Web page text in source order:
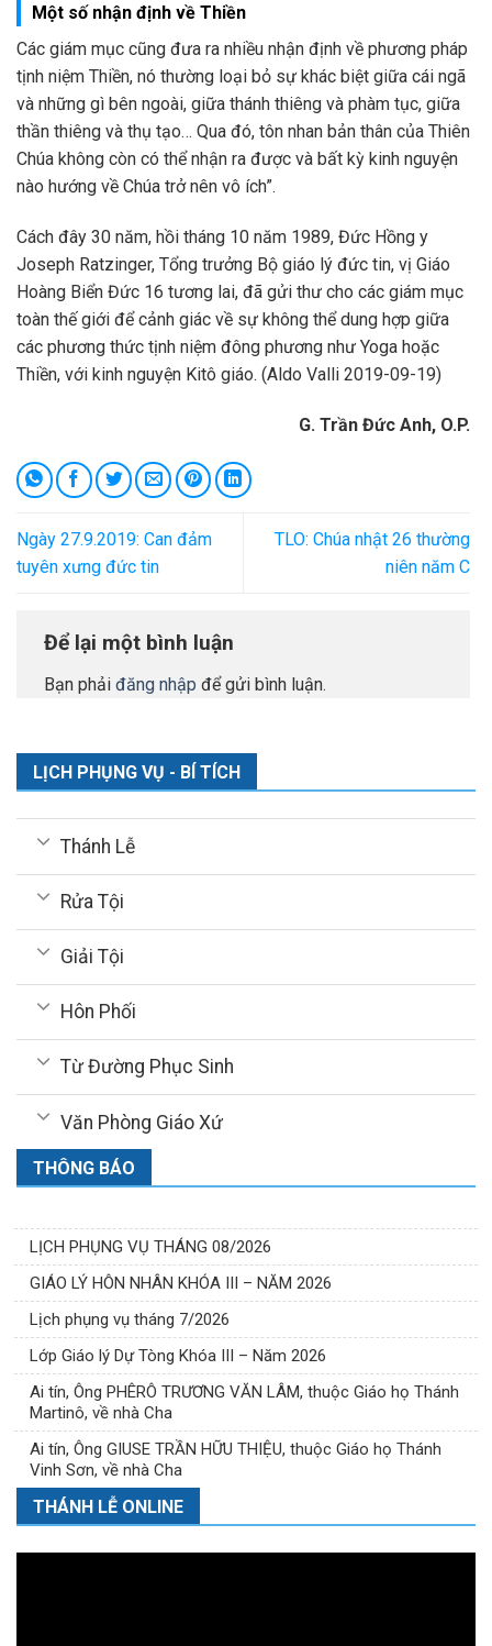
Một số nhận định về Thiền
Các giám mục cũng đưa ra nhiều nhận định về phương pháp
tịnh niệm Thiền, nó thường loại bỏ sự khác biệt giữa cái ngã
và những gì bên ngoài, giữa thánh thiêng và phàm tục, giữa
thần thiêng và thụ tạo… Qua đó, tôn nhan bản thân của Thiên
Chúa không còn có thể nhận ra được và bất kỳ kinh nguyện
nào hướng về Chúa trở nên vô ích”.
Cách đây 30 năm, hồi tháng 10 năm 1989, Đức Hồng y
Joseph Ratzinger, Tổng trưởng Bộ giáo lý đức tin, vị Giáo
Hoàng Biển Đức 16 tương lai, đã gửi thư cho các giám mục
toàn thế giới để cảnh giác về sự không thể dung hợp giữa
các phương thức tịnh niệm đông phương như Yoga hoặc
Thiền, với kinh nguyện Kitô giáo. (Aldo Valli 2019-09-19)
G. Trần Đức Anh, O.P.
Ngày 27.9.2019: Can đảm
tuyên xưng đức tin
TLO: Chúa nhật 26 thường
niên năm C
Để lại một bình luận
Bạn phải đăng nhập để gửi bình luận.
LỊCH PHỤNG VỤ - BÍ TÍCH
Thánh Lễ
Rửa Tội
Giải Tội
Hôn Phối
Từ Đường Phục Sinh
Văn Phòng Giáo Xứ
THÔNG BÁO
LỊCH PHỤNG VỤ THÁNG 08/2026
GIÁO LÝ HÔN NHÂN KHÓA III – NĂM 2026
Lịch phụng vụ tháng 7/2026
Lớp Giáo lý Dự Tòng Khóa III – Năm 2026
Ai tín, Ông PHÊRÔ TRƯƠNG VĂN LÂM, thuộc Giáo họ Thánh
Martinô, về nhà Cha
Ai tín, Ông GIUSE TRẦN HỮU THIỆU, thuộc Giáo họ Thánh
Vinh Sơn, về nhà Cha
THÁNH LỄ ONLINE